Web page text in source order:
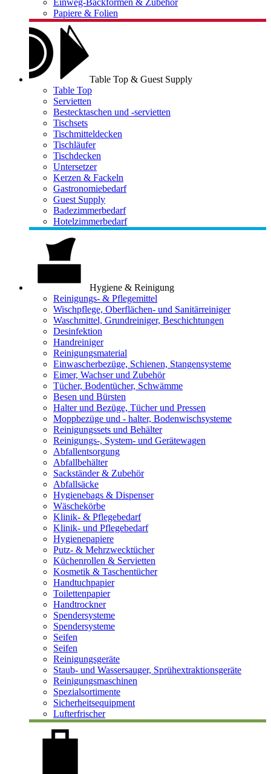
Einweg-Backformen & Zubehör
Papiere & Folien
Table Top & Guest Supply
Table Top
Servietten
Bestecktaschen und -servietten
Tischsets
Tischmitteldecken
Tischläufer
Tischdecken
Untersetzer
Kerzen & Fackeln
Gastronomiebedarf
Guest Supply
Badezimmerbedarf
Hotelzimmerbedarf
Hygiene & Reinigung
Reinigungs- & Pflegemittel
Wischpflege, Oberflächen- und Sanitärreiniger
Waschmittel, Grundreiniger, Beschichtungen
Desinfektion
Handreiniger
Reinigungsmaterial
Einwascherbezüge, Schienen, Stangensysteme
Eimer, Wachser und Zubehör
Tücher, Bodentücher, Schwämme
Besen und Bürsten
Halter und Bezüge, Tücher und Pressen
Moppbezüge und - halter, Bodenwischsysteme
Reinigungssets und Behälter
Reinigungs-, System- und Gerätewagen
Abfallentsorgung
Abfallbehälter
Sackständer & Zubehör
Abfallsäcke
Hygienebags & Dispenser
Wäschekörbe
Klinik- & Pflegebedarf
Klinik- und Pflegebedarf
Hygienepapiere
Putz- & Mehrzwecktücher
Küchenrollen & Servietten
Kosmetik & Taschentücher
Handtuchpapier
Toilettenpapier
Handtrockner
Spendersysteme
Spendersysteme
Seifen
Seifen
Reinigungsgeräte
Staub- und Wassersauger, Sprühextraktionsgeräte
Reinigungsmaschinen
Spezialsortimente
Sicherheitsequipment
Lufterfrischer